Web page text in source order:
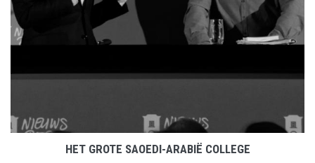
HET GROTE SAOEDI-ARABIË COLLEGE